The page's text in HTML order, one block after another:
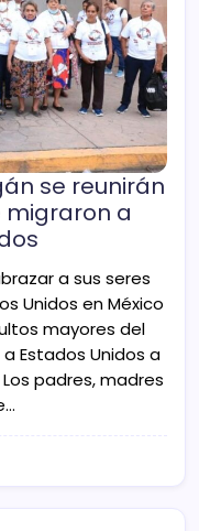
se reunirán
migraron a
a sus seres
Unidos en México
mayores del
Estados Unidos a
padres, madres